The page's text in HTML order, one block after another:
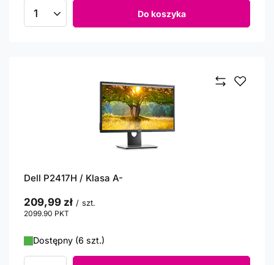
Ilość produktów Do koszyka
Dell P2417H / Klasa A-
209,99 zł / szt.
2099.90 PKT
Dostępny (6 szt.)